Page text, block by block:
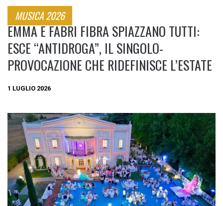
MUSICA 2026
EMMA E FABRI FIBRA SPIAZZANO TUTTI:
ESCE “ANTIDROGA”, IL SINGOLO-
PROVOCAZIONE CHE RIDEFINISCE L’ESTATE
1 LUGLIO 2026